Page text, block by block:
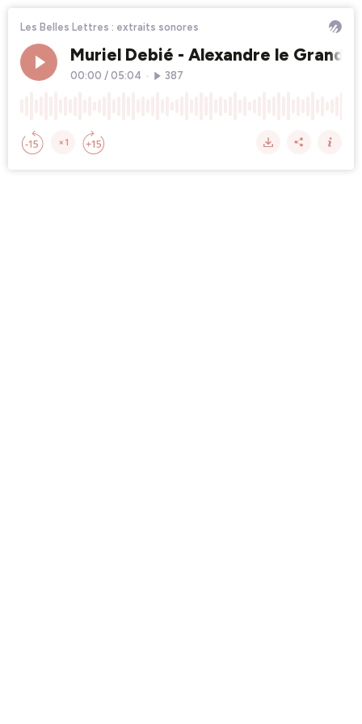
Les Belles Lettres : extraits sonores
Muriel Debié - Alexandre le Grand
00:00 / 05:04 387
×1